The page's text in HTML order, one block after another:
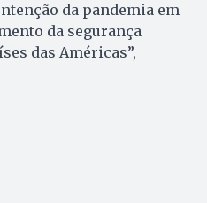
da pandemia em
da segurança
das Américas”,